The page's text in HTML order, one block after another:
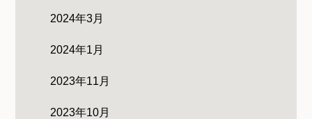
2024年3月
2024年1月
2023年11月
2023年10月